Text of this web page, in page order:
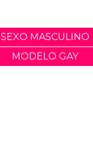
SEXO MASCULINO
MODELO GAY